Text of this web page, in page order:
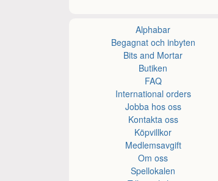
Alphabar
Begagnat och inbyten
Bits and Mortar
Butiken
FAQ
International orders
Jobba hos oss
Kontakta oss
Köpvillkor
Medlemsavgift
Om oss
Spellokalen